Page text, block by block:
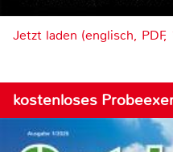
Jetzt laden (englisch, PDF,
kostenloses